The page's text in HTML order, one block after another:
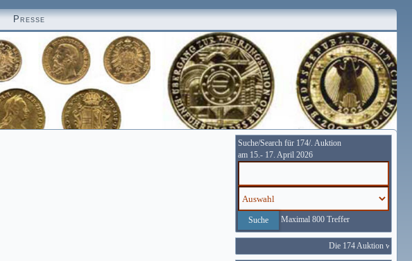
Presse
Suche/Search für 174/. Auktion
am 15.- 17. April 2026
Maximal 800 Treffer
Die 174 Auktion wird